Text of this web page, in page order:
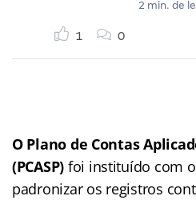
2 min. de
1 0
O Plano de Contas
(PCASP) foi instituído com
padronizar os registros